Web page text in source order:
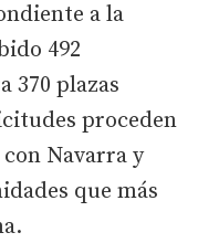
a la
492
370 plazas
proceden
Navarra y
que más